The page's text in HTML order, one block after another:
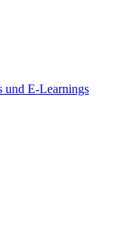
und E-Learnings